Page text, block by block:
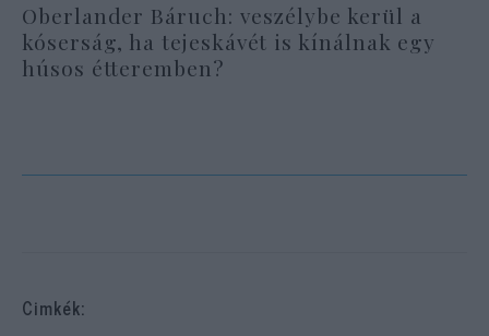
Oberlander Báruch: veszélybe kerül a
kóserság, ha tejeskávét is kínálnak egy
húsos étteremben?
Cimkék: